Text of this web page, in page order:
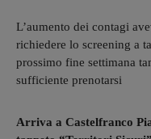
L’aumento dei contagi
richiedere lo screening a
prossimo fine settimana
sufficiente prenotarsi
Arriva a Castelfranco